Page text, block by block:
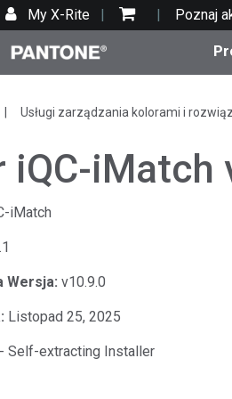
My X-Rite Poznaj
techniczne
Usługi zarządzania kolorami i
iQC-iMatch
iMatch
Wersja: v10.9.0
Listopad 25, 2025
Self-extracting Installer